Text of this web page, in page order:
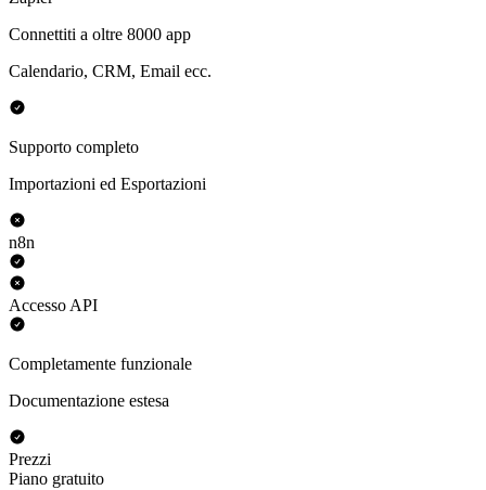
Connettiti a oltre 8000 app
Calendario, CRM, Email ecc.
Supporto completo
Importazioni ed Esportazioni
n8n
Accesso API
Completamente funzionale
Documentazione estesa
Prezzi
Piano gratuito